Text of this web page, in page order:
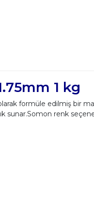
1 kg
formüle edilmiş bir
sunar.Somon renk